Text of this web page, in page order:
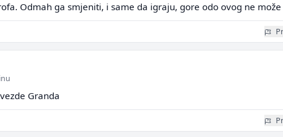
Odmah ga smjeniti, i same da igraju, gore odo ovog ne može
Granda